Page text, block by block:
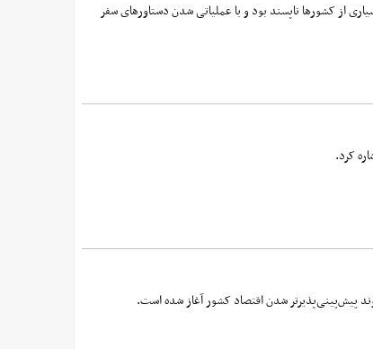
از کشورها ناپسند بود و با عملیاتی شدن دستاورهای سفر
کرد.